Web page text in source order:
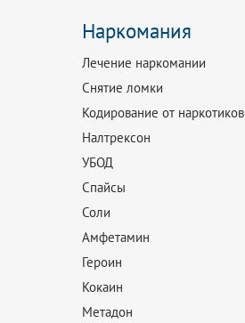
Наркомания
Лечение наркомании
Снятие ломки
Кодирование от наркотиков
Налтрексон
УБОД
Спайсы
Соли
Амфетамин
Героин
Кокаин
Метадон